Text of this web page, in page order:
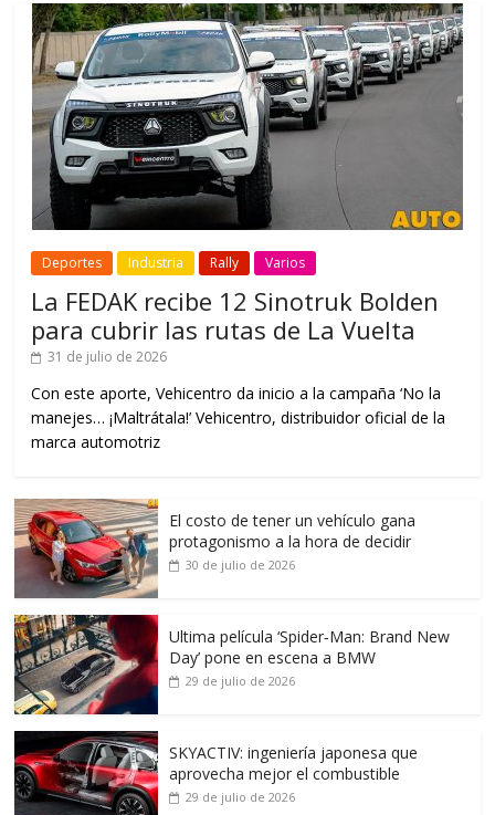
Deportes Industria Rally Varios
La FEDAK recibe 12 Sinotruk Bolden
para cubrir las rutas de La Vuelta
31 de julio de 2026
Con este aporte, Vehicentro da inicio a la campaña ‘No la
manejes… ¡Maltrátala!’ Vehicentro, distribuidor oficial de la
marca automotriz
El costo de tener un vehículo gana
protagonismo a la hora de decidir
30 de julio de 2026
Ultima película ‘Spider‑Man: Brand New
Day’ pone en escena a BMW
29 de julio de 2026
SKYACTIV: ingeniería japonesa que
aprovecha mejor el combustible
29 de julio de 2026